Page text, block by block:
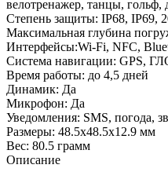
велотренажер, танцы, гольф,
Степень защиты: IP68, IP69,
Максимальная глубина
Интерфейсы:Wi-Fi, NFC,
Система навигации: GPS,
Время работы: до 4,5 дней
Динамик: Да
Микрофон: Да
Уведомления: SMS, погода,
Размеры: 48.5x48.5x12.9 мм
Вес: 80.5 грамм
Описание